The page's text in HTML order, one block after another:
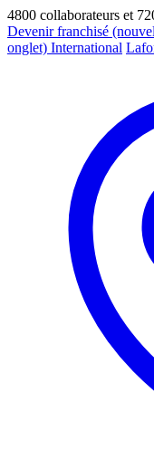
4800 collaborateurs et
Devenir franchisé
onglet) International